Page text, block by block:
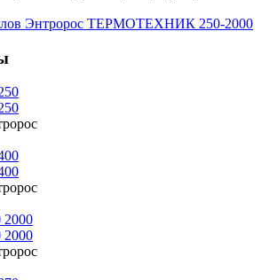
Энтророс ТЕРМОТЕХНИК 250-2000
2000
2000